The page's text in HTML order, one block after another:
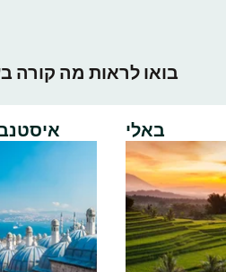
בואו לראות מה קורה
באלי